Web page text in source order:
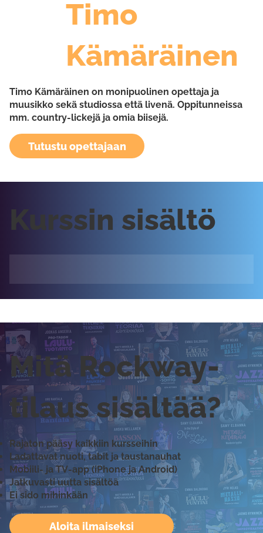
Timo
Kämäräinen
Timo Kämäräinen on monipuolinen opettaja ja
muusikko sekä studiossa että livenä. Oppitunneissa
mm. country-lickejä ja omia biisejä.
Tutustu opettajaan
Kurssin sisältö
Aloita ilmaiseksi
Mitä Rockway-
tilaus sisältää?
Rajaton pääsy kaikkiin kursseihin
Ladattavat nuoti, tabit ja taustanauhat
Mobiili- ja TV-app (iPhone ja Android)
Jatkuvasti uutta sisältöä
Ei sido mihinkään